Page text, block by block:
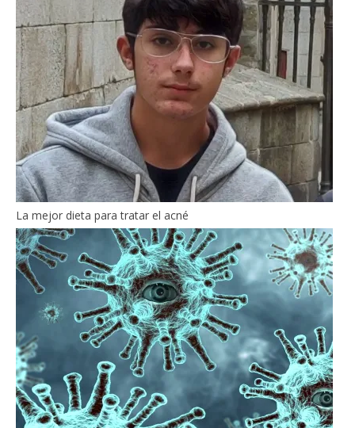
La mejor dieta para tratar el acné